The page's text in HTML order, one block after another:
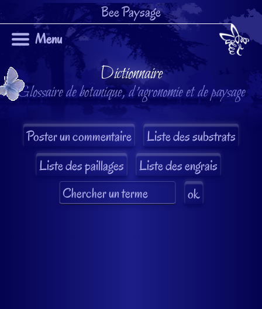
Bee Paysage
Menu
Dictionnaire
Glossaire de botanique, d'agronomie et de paysage
Liste des substrats
Liste des paillages
Liste des engrais